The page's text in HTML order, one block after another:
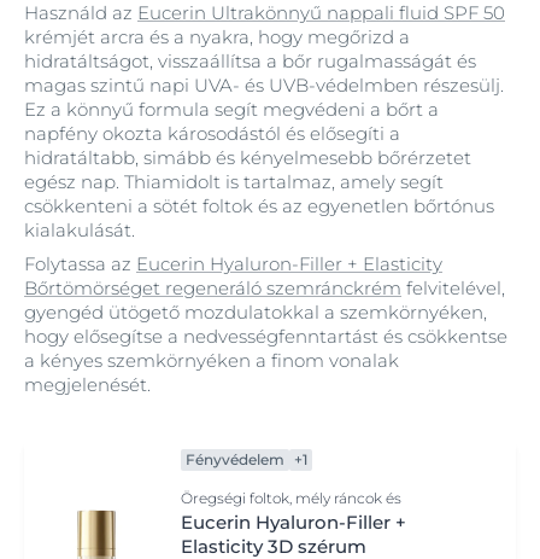
Használd az Eucerin Ultrakönnyű nappali fluid SPF 50
krémjét arcra és a nyakra, hogy megőrizd a
hidratáltságot, visszaállítsa a bőr rugalmasságát és
magas szintű napi UVA- és UVB-védelmben részesülj.
Ez a könnyű formula segít megvédeni a bőrt a
napfény okozta károsodástól és elősegíti a
hidratáltabb, simább és kényelmesebb bőrérzetet
egész nap. Thiamidolt is tartalmaz, amely segít
csökkenteni a sötét foltok és az egyenetlen bőrtónus
kialakulását.
Folytassa az Eucerin Hyaluron-Filler + Elasticity
Bőrtömörséget regeneráló szemránckrém felvitelével,
gyengéd ütögető mozdulatokkal a szemkörnyéken,
hogy elősegítse a nedvességfenntartást és csökkentse
a kényes szemkörnyéken a finom vonalak
megjelenését.
Fényvédelem +1
Öregségi foltok, mély ráncok és
rugalmasságvesztés
Eucerin Hyaluron-Filler +
Elasticity 3D szérum